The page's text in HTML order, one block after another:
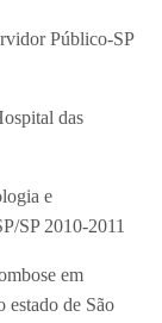
Público-SP
das
e
SP 2010-2011
em
estado de São